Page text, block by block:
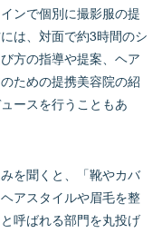
ンで個別に撮影服の提
は、対面で約3時間のシ
方の指導や提案、ヘア
ための提携美容院の紹
ースを行うこともあ
を聞くと、「靴やカバ
アスタイルや眉毛を整
呼ばれる部門を丸投げ